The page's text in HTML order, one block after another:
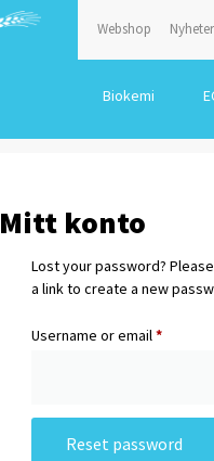
Webshop Nyheter
Biokemi
Mitt konto
Lost your password?
a link to create a new
Username or email *
Reset password